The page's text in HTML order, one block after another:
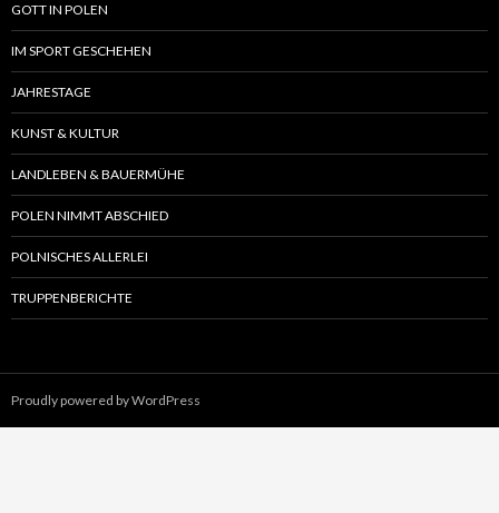
GOTT IN POLEN
IM SPORT GESCHEHEN
JAHRESTAGE
KUNST & KULTUR
LANDLEBEN & BAUERMÜHE
POLEN NIMMT ABSCHIED
POLNISCHES ALLERLEI
TRUPPENBERICHTE
Proudly powered by WordPress